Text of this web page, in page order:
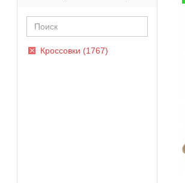
Кроссовки (1767)